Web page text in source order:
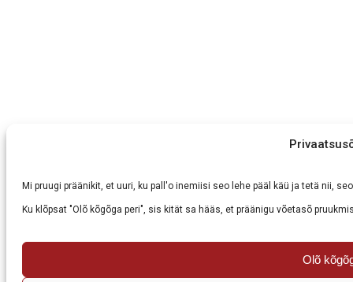
Mi pruugi präänikit, et uuri, ku pall'o inemiisi seo lehe pääl käü ja tetä nii,
Ku klõpsat "Olõ kõgõga peri", sis kität sa hääs, et präänigu võetasõ
Olõ